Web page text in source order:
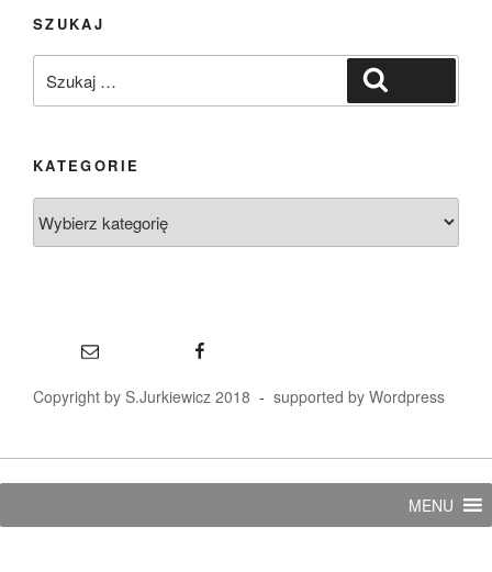
SZUKAJ
KATEGORIE
E-mail
Copyright by S.Jurkiewicz 2018 - supported by Wordpress
MENU